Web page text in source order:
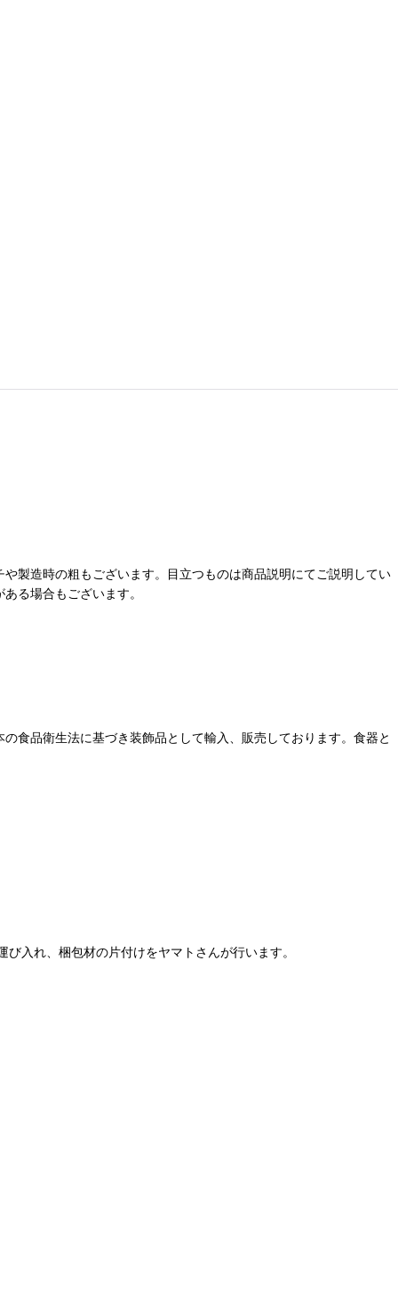
製造時の粗もございます。目立つものは商品説明にてご説明してい
る場合もございます。
食品衛生法に基づき装飾品として輸入、販売しております。食器と
入れ、梱包材の片付けをヤマトさんが行います。